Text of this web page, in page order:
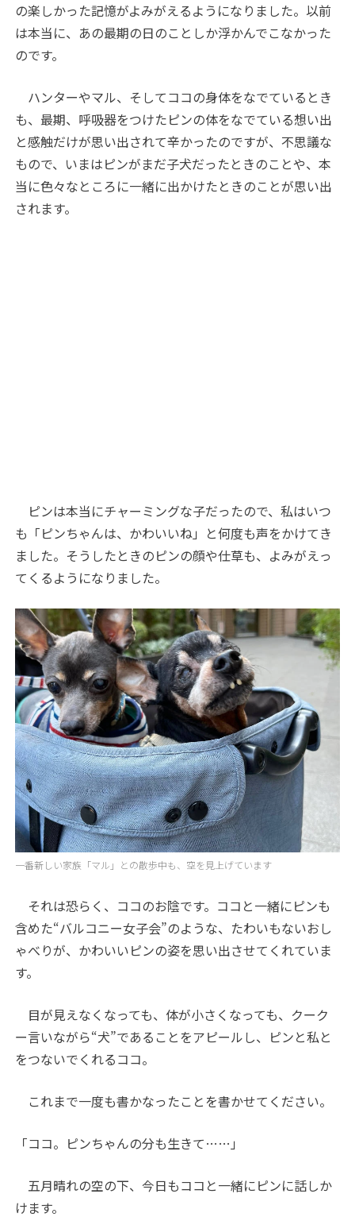
の楽しかった記憶がよみがえるようになりました。以前
は本当に、あの最期の日のことしか浮かんでこなかった
のです。
ハンターやマル、そしてココの身体をなでているとき
も、最期、呼吸器をつけたピンの体をなでている想い出
と感触だけが思い出されて辛かったのですが、不思議な
もので、いまはピンがまだ子犬だったときのことや、本
当に色々なところに一緒に出かけたときのことが思い出
されます。
ピンは本当にチャーミングな子だったので、私はいつ
も「ピンちゃんは、かわいいね」と何度も声をかけてき
ました。そうしたときのピンの顔や仕草も、よみがえっ
てくるようになりました。
一番新しい家族「マル」との散歩中も、空を見上げています
それは恐らく、ココのお陰です。ココと一緒にピンも
含めた“バルコニー女子会”のような、たわいもないおし
ゃべりが、かわいいピンの姿を思い出させてくれていま
す。
目が見えなくなっても、体が小さくなっても、クーク
ー言いながら“犬”であることをアピールし、ピンと私と
をつないでくれるココ。
これまで一度も書かなったことを書かせてください。
「ココ。ピンちゃんの分も生きて……」
五月晴れの空の下、今日もココと一緒にピンに話しか
けます。